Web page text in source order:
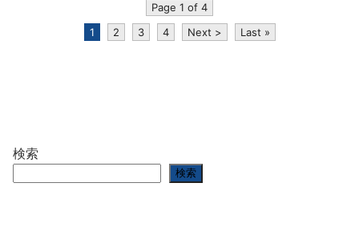
Page 1 of 4
1
2 3 4 Next > Last »
検索
検索